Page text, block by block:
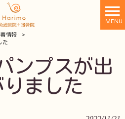
MENU
情報
>
た
ンプスが出
ました